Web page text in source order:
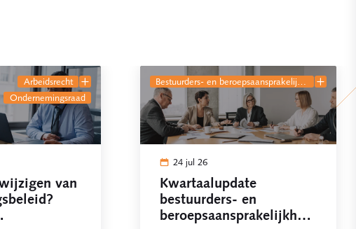
arbeidsrecht
ondernemingsraad
van
bestuurders- en beroepsaansprakelijkheid
24 jul 26
Kwartaalupdate
bestuurders- en
beroepsaansprakelijkheid